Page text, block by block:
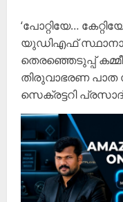
‘പോറ്റിയേ…
യുഡിഎഫ്
തെരഞ്ഞെടുപ്പ്
തിരുവാഭരണ
സെക്രട്ടറി